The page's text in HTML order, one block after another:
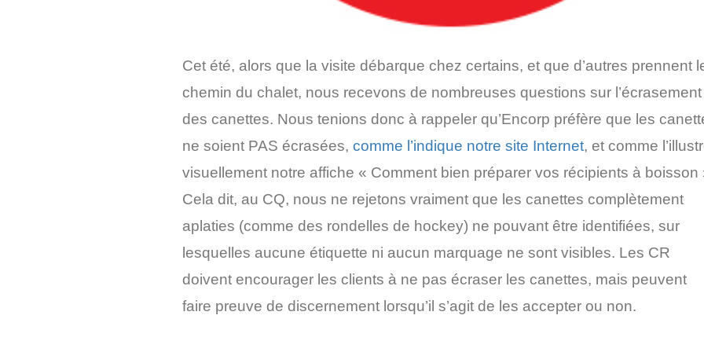
Cet été, alors que la visite débarque chez certains, et que d’autres prennent
chemin du chalet, nous recevons de nombreuses questions sur l’écrasement
des canettes. Nous tenions donc à rappeler qu’Encorp préfère que les
ne soient PAS écrasées, comme l’indique notre site Internet, et comme
visuellement notre affiche « Comment bien préparer vos récipients à boisson
Cela dit, au CQ, nous ne rejetons vraiment que les canettes complètement
aplaties (comme des rondelles de hockey) ne pouvant être identifiées, sur
lesquelles aucune étiquette ni aucun marquage ne sont visibles. Les CR
doivent encourager les clients à ne pas écraser les canettes, mais peuvent
faire preuve de discernement lorsqu’il s’agit de les accepter ou non.